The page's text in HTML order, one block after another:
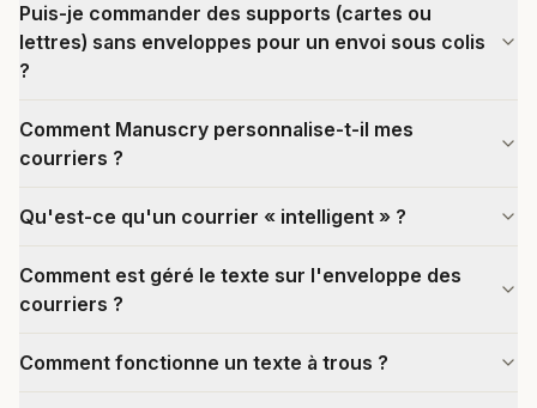
Puis-je commander des supports (cartes ou
lettres) sans enveloppes pour un envoi sous colis
?
Comment Manuscry personnalise-t-il mes
courriers ?
Qu'est-ce qu'un courrier « intelligent » ?
Comment est géré le texte sur l'enveloppe des
courriers ?
Comment fonctionne un texte à trous ?